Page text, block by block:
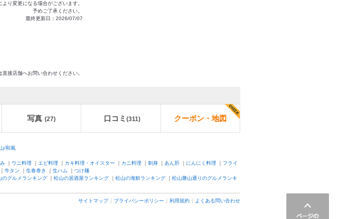
り変更になる場合がございます。
予めご了承ください。
最終更新日：2026/07/07
接店舗へお問い合わせください。
写真 (27) 口コミ (311) クーポン・地図
/和風
｜ ウニ料理 ｜ エビ料理 ｜ カキ料理・オイスター ｜ カニ料理 ｜ 刺身 ｜ あん肝 ｜ にんにく料理 ｜ フライ
｜ 牛タン ｜ 生春巻き ｜ 生ハム ｜ つけ麺
のグルメランキング ｜ 松山の居酒屋ランキング ｜ 松山の海鮮ランキング ｜ 松山勝山通りのグルメランキ
サイトマップ プライバシーポリシー 利用規約
よくある問い合わせ